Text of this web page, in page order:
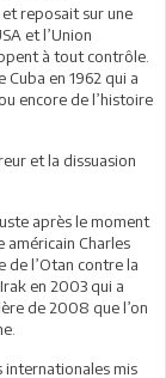
reposait sur une
et l’Union
à tout contrôle.
en 1962 qui a
encore de l’histoire
et la dissuasion
après le moment
Charles
de l’Otan contre la
en 2003 qui a
de 2008 que l’on
internationales mis